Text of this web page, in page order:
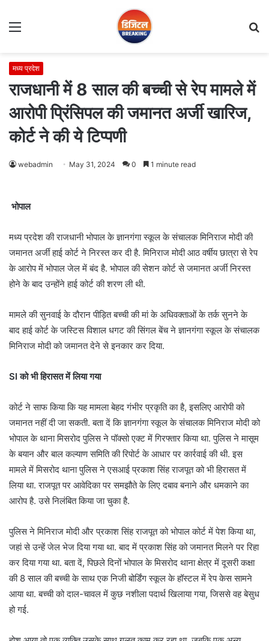
Menu
मध्य प्रदेश
राजधानी में 8 साल की बच्ची से रेप मामले में
आरोपी प्रिंसिपल की जमानत अर्जी खारिज,
कोर्ट ने की ये टिप्पणी
webadmin May 31, 2024 0 1 minute read
भोपाल
मध्य प्रदेश की राजधानी भोपाल के ज्ञानगंगा स्कूल के संचालक मिनिराज मोदी की
जमानत अर्जी हाई कोर्ट ने निरस्त कर दी है. मिनिराज मोदी आठ वर्षीय छात्रा से रेप
के आरोप में भोपाल जेल में बंद है. भोपाल की सेशन कोर्ट से जमानत अर्जी निरस्त
होने के बाद उन्होंने हाई कोर्ट की शरण ली थी.
मामले की सुनवाई के दौरान पीड़ित बच्ची की मां के अधिवक्ताओं के तर्क सुनने के
बाद हाई कोर्ट के जस्टिस विशाल धगट की सिंगल बेंच ने ज्ञानगंगा स्कूल के संचालक
मिनिराज मोदी को जमानत देने से इनकार कर दिया.
SI को भी हिरासत में लिया गया
कोर्ट ने साफ किया कि यह मामला बेहद गंभीर प्रकृति का है, इसलिए आरोपी को
जमानत नहीं दी जा सकती. बता दें कि ज्ञानगंगा स्कूल के संचालक मिनिराज मोदी को
भोपाल के थाना मिसरोद पुलिस ने पॉक्सो एक्ट में गिरफ्तार किया था. पुलिस ने मासूम
के बयान और बाल कल्याण समिति की रिपोर्ट के आधार पर कार्रवाई की थी. इस
मामले में मिसरोद थाना पुलिस ने एसआई प्रकाश सिंह राजपूत को भी हिरासत में
लिया था. राजपूत पर आवेदिका पर समझौते के लिए दबाव बनाने और धमकाने का
आरोप है. उसे निलंबित किया जा चुका है.
पुलिस ने मिनिराज मोदी और प्रकाश सिंह राजपूत को भोपाल कोर्ट में पेश किया था,
जहां से उन्हें जेल भेज दिया गया था. बाद में प्रकाश सिंह को जमानत मिलने पर रिहा
कर दिया गया था. बता दें, पिछले दिनों भोपाल के मिसरोद थाना क्षेत्र में दूसरी कक्षा
की 8 साल की बच्ची के साथ एक निजी बोर्डिंग स्कूल के हॉस्टल में रेप केस सामने
आया था. बच्ची को दाल-चावल में कुछ नशीला पदार्थ खिलाया गया, जिससे वह बेसुध
हो गई.